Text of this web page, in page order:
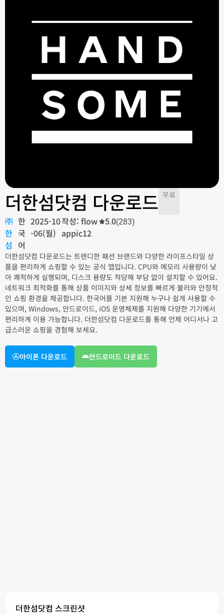
더한섬닷컴 다운로드 무료
㈜
한
섬
한
국
어
2025-10
-06(월)
작성: flow
appic12
5.0(283)
더한섬닷컴 다운로드는 트렌디한 패션 브랜드와 다양한 라이프스타일 상
품을 편리하게 쇼핑할 수 있는 공식 앱입니다. CPU와 메모리 사용량이 낮
아 쾌적하게 실행되며, 디스크 용량도 적당해 부담 없이 설치할 수 있어요.
네트워크 최적화를 통해 상품 이미지와 상세 정보를 빠르게 불러와 안정적
인 쇼핑 환경을 제공합니다. 한국어를 기본 지원해 누구나 쉽게 사용할 수
있으며, Windows, 안드로이드, iOS 운영체제를 지원해 다양한 기기에서
편리하게 이용 가능합니다. 더한섬닷컴 다운로드를 통해 언제 어디서나 고
급스러운 쇼핑을 경험해 보세요.
아이폰 다운로드 안드로이드 다운로드
더한섬닷컴 스크린샷